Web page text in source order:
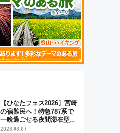
【ひなたフェス2026】宮崎
の宿難民へ！特急787系で
一晩過ごせる夜間滞在型イ
ベント「スワローおひさ
2026.08.07